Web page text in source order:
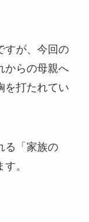
すが、今回の
からの母親へ
を打たれてい
る「家族の
。